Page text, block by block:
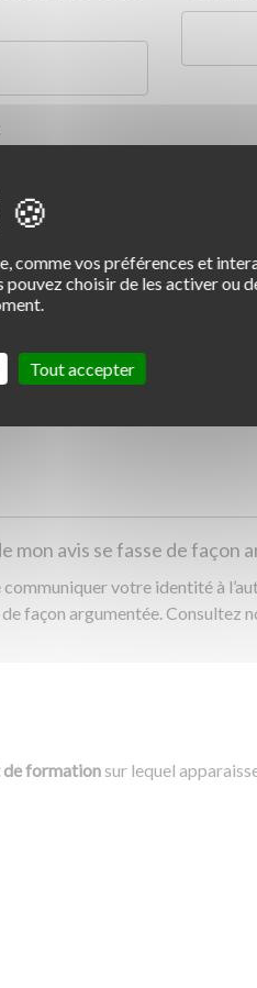
3 4
mon avis se fasse de façon
votre identité à
façon argumentée. Consultez
de formation sur lequel
comme vos préférences et
choisir de les activer ou
Tout accepter